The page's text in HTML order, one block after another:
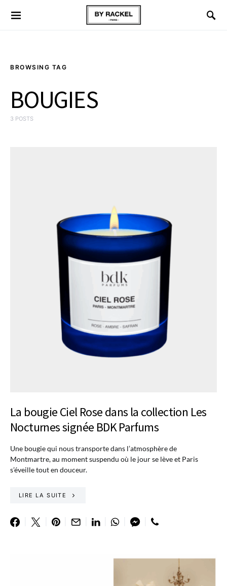
BROWSING TAG
BOUGIES
3 POSTS
La bougie Ciel Rose dans la collection Les
Nocturnes signée BDK Parfums
Une bougie qui nous transporte dans l’atmosphère de
Montmartre, au moment suspendu où le jour se lève et Paris
s’éveille tout en douceur.
LIRE LA SUITE